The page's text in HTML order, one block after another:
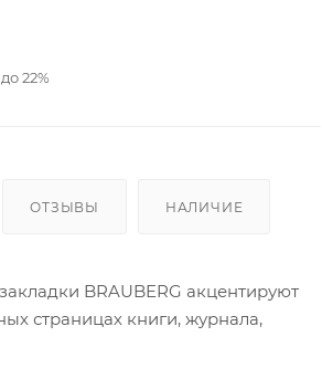
22%
ОТЗЫВЫ НАЛИЧИЕ
BRAUBERG акцентируют
страницах книги, журнала,